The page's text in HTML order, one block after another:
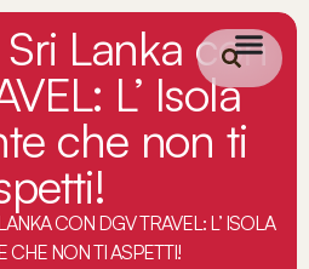
Lanka con
L’ Isola
che non ti
CON DGV TRAVEL: L’ ISOLA
CHE NON TI ASPETTI!